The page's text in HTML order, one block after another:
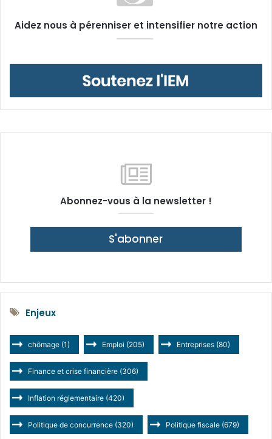
Aidez nous à pérenniser et intensifier notre action
Abonnez-vous à la newsletter !
S'abonner
Enjeux
chômage (1) Emploi (205) Entreprises (80)
Finance et crise financière (306)
Inflation réglementaire (420)
Politique de concurrence (320) Politique fiscale (679)